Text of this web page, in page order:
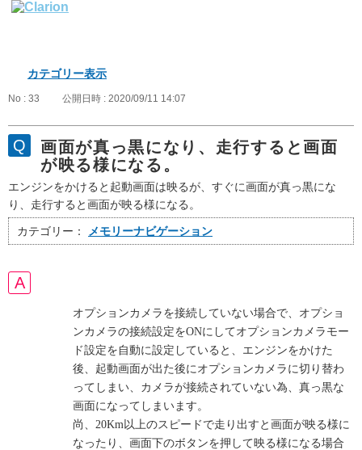
カテゴリー表示
No : 33 公開日時 : 2020/09/11 14:07
画面が真っ黒になり、走行すると画面
が映る様になる。
エンジンをかけると起動画面は映るが、すぐに画面が真っ黒にな
り、走行すると画面が映る様になる。
カテゴリー： メモリーナビゲーション
オプションカメラを接続していない場合で、オプショ
ンカメラの接続設定をONにしてオプションカメラモー
ド設定を自動に設定していると、エンジンをかけた
後、起動画面が出た後にオプションカメラに切り替わ
ってしまい、カメラが接続されていない為、真っ黒な
画面になってしまいます。
尚、20Km以上のスピードで走り出すと画面が映る様に
なったり、画面下のボタンを押して映る様になる場合